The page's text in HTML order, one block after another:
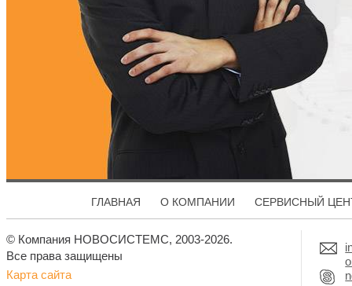
ГЛАВНАЯ О КОМПАНИИ СЕРВИСНЫЙ
© Компания НОВОСИСТЕМС, 2003-2026.
Все права защищены
Карта сайта